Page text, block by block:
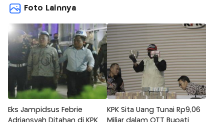
Foto Lainnya
Eks Jampidsus Febrie
Adriansyah Ditahan di KPK
KPK Sita Uang Tunai Rp9,06
Miliar dalam OTT Bupati